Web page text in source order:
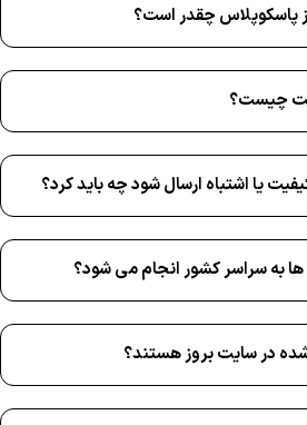
پاسکوپلاس چقدر است؟
چیست؟
یا اشتباه ارسال شود چه باید کرد؟
ها به سراسر کشور انجام می شود؟
در سایت بروز هستند؟